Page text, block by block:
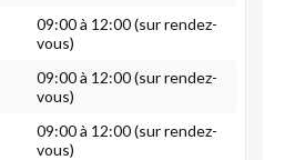
09:00 à 12:00 (sur rendez-
vous)
09:00 à 12:00 (sur rendez-
vous)
09:00 à 12:00 (sur rendez-
vous)